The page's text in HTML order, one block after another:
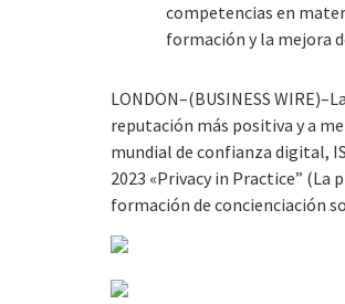
competencias en
formación y la mejora
LONDON–(BUSINESS
reputación más positiva y a
mundial de confianza digital,
2023 «Privacy in Practice” (La
formación de concienciación